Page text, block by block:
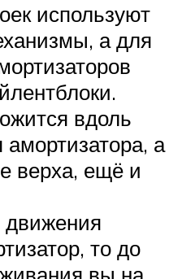
используют
а для
вдоль
амортизатора, а
верха, ещё и
то до